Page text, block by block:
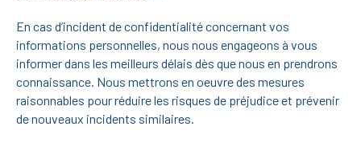
En cas d’incident de confidentialité concernant vos
informations personnelles, nous nous engageons à vous
informer dans les meilleurs délais dès que nous en prendrons
connaissance. Nous mettrons en oeuvre des mesures
raisonnables pour réduire les risques de préjudice et prévenir
de nouveaux incidents similaires.